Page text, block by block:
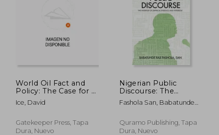
45%
dcto.
World Oil Fact and
Policy: The Case for a
Sound American
Petroleum Policy (en
Ice, David
Gatekeeper Press, Tapa
Dura, Nuevo
Nigerian Public
Discourse: The
Interplay of Empirical
Evidence and
Inglés)
Fashola San, Babatunde
Quramo Publishing, Tapa
Dura, Nuevo